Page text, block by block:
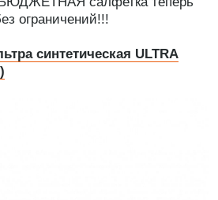
ограничений!!!
синтетическая ULTRA